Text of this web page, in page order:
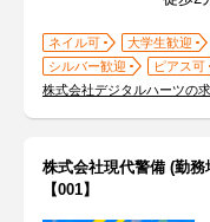
ネイル可 大学生歓迎
シルバー歓迎
ピアス可
株式会社デジタルハーツの
株式会社現代警備 (勤
【001】